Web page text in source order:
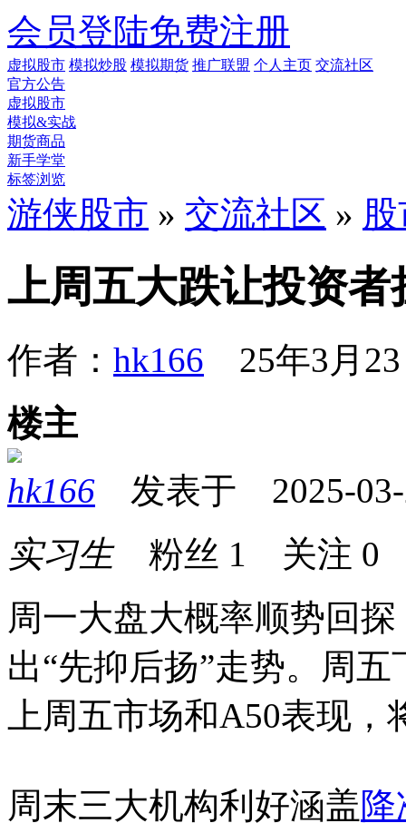
会员登陆免费注册
虚拟股市 模拟炒股 模拟期货 推广联盟 个人主页 交流社区
官方公告
虚拟股市
模拟&实战
期货商品
新手学堂
标签浏览
游侠股市 » 交流社区 »
上周五大跌让投资
作者： hk166 25年3月
楼主
hk166 发表于 2025-03-
实习生粉丝 1 关注 0
周一大盘大概率顺势回
出“先抑后扬”走势。周
上周五市场和A50表现
周末三大机构利好涵盖降